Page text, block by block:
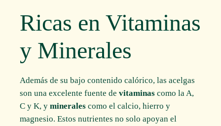
Ricas en Vitaminas
y Minerales
Además de su bajo contenido calórico, las acelgas
son una excelente fuente devitaminas como la A,
C y K, yminerales como el calcio, hierro y
magnesio. Estos nutrientes no solo apoyan el